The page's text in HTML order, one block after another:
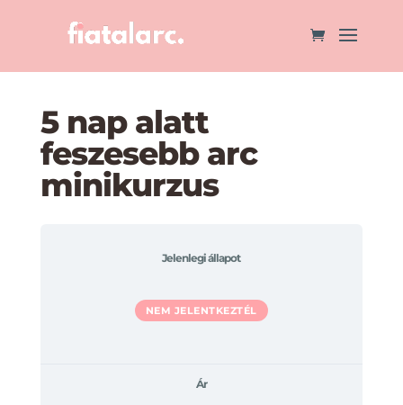
5 nap alatt
feszesebb arc
minikurzus
Jelenlegi állapot
NEM JELENTKEZTÉL
Ár